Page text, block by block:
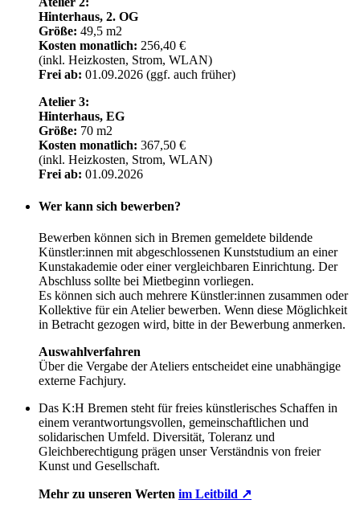
Hinterhaus, 2. OG
Größe: 49,5 m2
Kosten monatlich: 256,40 €
(inkl. Heizkosten, Strom, WLAN)
Frei ab: 01.09.2026 (ggf. auch früher)
Atelier 3:
Hinterhaus, EG
Größe: 70 m2
Kosten monatlich: 367,50 €
(inkl. Heizkosten, Strom, WLAN)
Frei ab: 01.09.2026
Wer kann sich bewerben?
Bewerben können sich in Bremen gemeldete bildende
Künstler:innen mit abgeschlossenen Kunststudium an einer
Kunstakademie oder einer vergleichbaren Einrichtung. Der
Abschluss sollte bei Mietbeginn vorliegen.
Es können sich auch mehrere Künstler:innen zusammen oder
Kollektive für ein Atelier bewerben. Wenn diese Möglichkeit
in Betracht gezogen wird, bitte in der Bewerbung anmerken.
Auswahlverfahren
Über die Vergabe der Ateliers entscheidet eine unabhängige
externe Fachjury.
Das K:H Bremen steht für freies künstlerisches Schaffen in
einem verantwortungsvollen, gemeinschaftlichen und
solidarischen Umfeld. Diversität, Toleranz und
Gleichberechtigung prägen unser Verständnis von freier
Kunst und Gesellschaft.
Mehr zu unseren Werten im Leitbild ↗